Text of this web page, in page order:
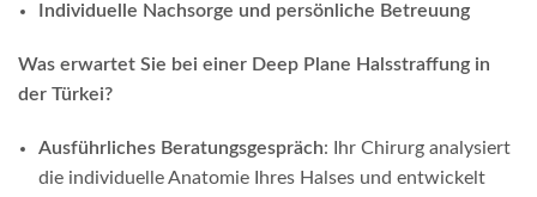
Individuelle Nachsorge und persönliche Betreuung
Was erwartet Sie bei einer Deep Plane Halsstraffung in
der Türkei?
Ausführliches Beratungsgespräch: Ihr Chirurg analysiert
die individuelle Anatomie Ihres Halses und entwickelt